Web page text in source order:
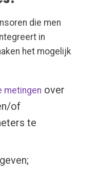
die men
in
het mogelijk
metingen over
of
te